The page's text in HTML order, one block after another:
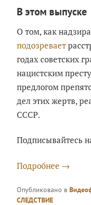
В этом выпуске
О том, как
подозревает
годах советских
нацистским
предлогом
дел этих жертв,
СССР.
Подписывайтесь
Подробнее →
Опубликовано в
СЛЕДСТВИЕ